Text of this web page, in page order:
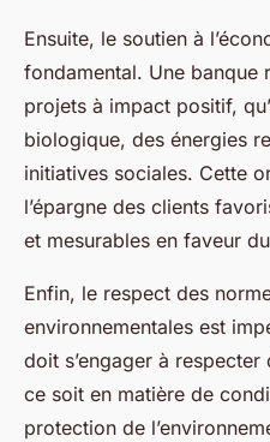
Ensuite, le soutien à
fondamental. Une banque
projets à impact positif,
biologique, des énergies
initiatives sociales. Cette
l’épargne des clients
et mesurables en faveur
Enfin, le respect des
environnementales est
doit s’engager à
ce soit en matière de
protection de